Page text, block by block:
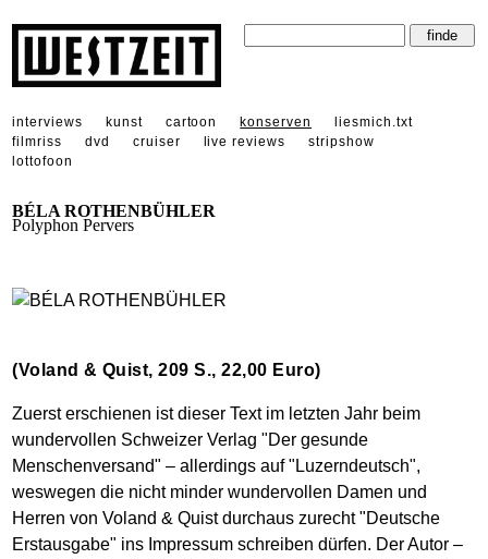
interviews kunst cartoon konserven
liesmich.txt
filmriss
dvd cruiser live reviews
stripshow
lottofoon
BÉLA ROTHENBÜHLER
Polyphon Pervers
(Voland & Quist, 209 S., 22,00 Euro)
Zuerst erschienen ist dieser Text im letzten Jahr beim
wundervollen Schweizer Verlag "Der gesunde
Menschenversand" – allerdings auf "Luzerndeutsch",
weswegen die nicht minder wundervollen Damen und
Herren von Voland & Quist durchaus zurecht "Deutsche
Erstausgabe" ins Impressum schreiben dürfen. Der Autor –